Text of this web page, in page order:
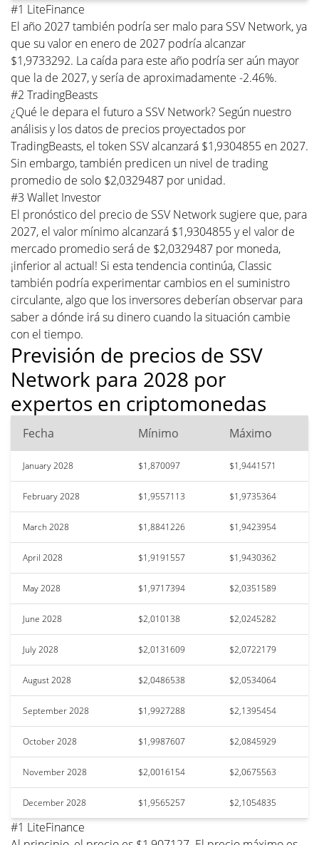
#1 LiteFinance
El año 2027 también podría ser malo para SSV Network, ya
que su valor en enero de 2027 podría alcanzar
$1,9733292. La caída para este año podría ser aún mayor
que la de 2027, y sería de aproximadamente -2.46%.
#2 TradingBeasts
¿Qué le depara el futuro a SSV Network? Según nuestro
análisis y los datos de precios proyectados por
TradingBeasts, el token SSV alcanzará $1,9304855 en 2027.
Sin embargo, también predicen un nivel de trading
promedio de solo $2,0329487 por unidad.
#3 Wallet Investor
El pronóstico del precio de SSV Network sugiere que, para
2027, el valor mínimo alcanzará $1,9304855 y el valor de
mercado promedio será de $2,0329487 por moneda,
¡inferior al actual! Si esta tendencia continúa, Classic
también podría experimentar cambios en el suministro
circulante, algo que los inversores deberían observar para
saber a dónde irá su dinero cuando la situación cambie
con el tiempo.
Previsión de precios de SSV
Network para 2028 por
expertos en criptomonedas
Fecha Mínimo Máximo
January 2028 $1,870097 $1,9441571
February 2028 $1,9557113 $1,9735364
March 2028 $1,8841226 $1,9423954
April 2028 $1,9191557 $1,9430362
May 2028 $1,9717394 $2,0351589
June 2028 $2,010138 $2,0245282
July 2028 $2,0131609 $2,0722179
August 2028 $2,0486538 $2,0534064
September 2028 $1,9927288 $2,1395454
October 2028 $1,9987607 $2,0845929
November 2028 $2,0016154 $2,0675563
December 2028 $1,9565257 $2,1054835
#1 LiteFinance